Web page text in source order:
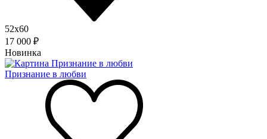
52x60
17 000 ₽
Новинка
Признание в любви